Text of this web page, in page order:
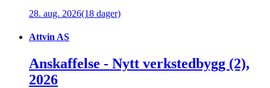
28. aug. 2026(18 dager)
Attvin AS
Anskaffelse - Nytt verkstedbygg (2),
2026